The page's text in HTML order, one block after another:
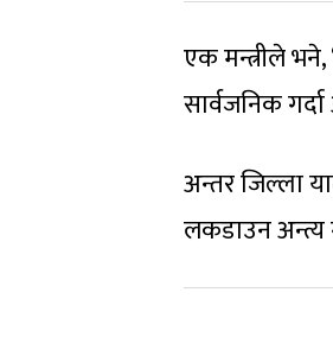
एक मन्त्रीले
सार्वजनिक
अन्तर जिल्ला
लकडाउन अन्त्य